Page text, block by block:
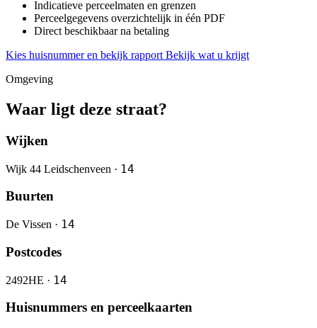
Indicatieve perceelmaten en grenzen
Perceelgegevens overzichtelijk in één PDF
Direct beschikbaar na betaling
Kies huisnummer en bekijk rapport Bekijk wat u krijgt
Omgeving
Waar ligt deze straat?
Wijken
Wijk 44 Leidschenveen · 14
Buurten
De Vissen · 14
Postcodes
2492HE · 14
Huisnummers en perceelkaarten